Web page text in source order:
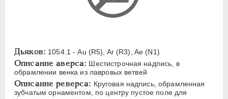
Дьяков: 1054.1 - Au (R5), Ar (R3), Ae (N1)
Описание аверса: Шестистрочная надпись, в
обрамлении венка из лавровых ветвей
Описание реверса: Круговая надпись, обрамленная
зубчатым орнаментом, по центру пустое поле для
H I
Русская надпись
А Б В Г Д Е З
Л
М Н О П Р С Т
У